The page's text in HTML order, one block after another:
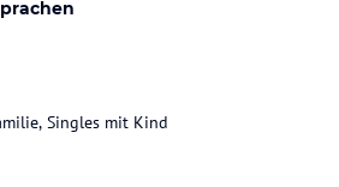
Singles mit Kind